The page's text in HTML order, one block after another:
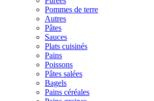
Pommes de terre
Autres
Pâtes
Sauces
Plats cuisinés
Pains
Poissons
Pâtes salées
Bagels
Pains céréales